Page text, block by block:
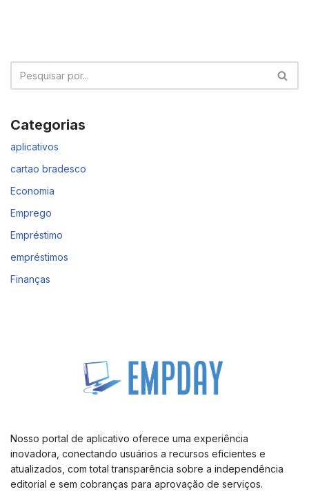
Categorias
aplicativos
cartao bradesco
Economia
Emprego
Empréstimo
empréstimos
Finanças
Nosso portal de aplicativo oferece uma experiência
inovadora, conectando usuários a recursos eficientes e
atualizados, com total transparência sobre a independência
editorial e sem cobranças para aprovação de serviços.